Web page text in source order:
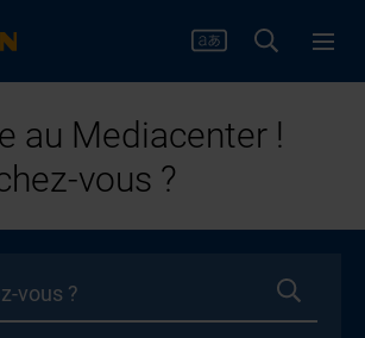
au Mediacenter !
vous ?